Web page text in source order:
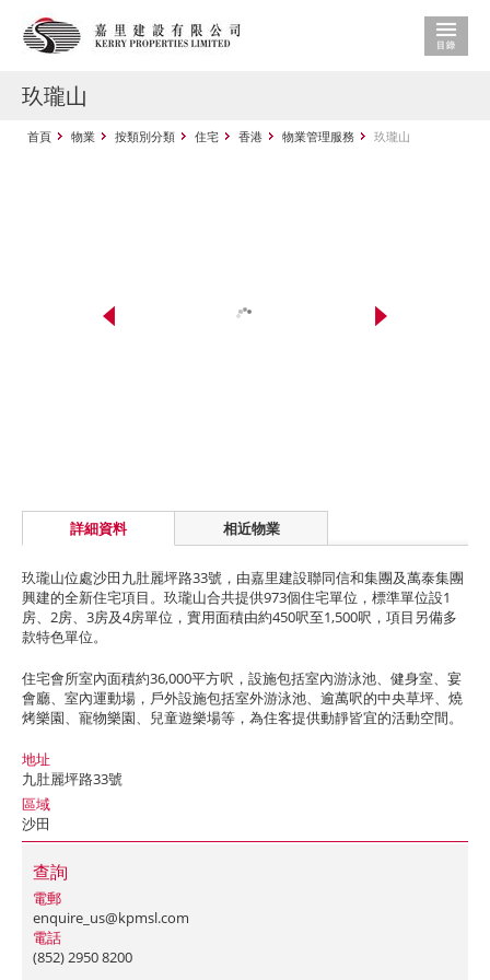
玖瓏山
首頁 物業 按類別分類 住宅 香港 物業管理服務 玖瓏山
詳細資料 相近物業
玖瓏山位處沙田九肚麗坪路33號，由嘉里建設聯同信和集團及萬泰集團
興建的全新住宅項目。玖瓏山合共提供973個住宅單位，標準單位設1
房、2房、3房及4房單位，實用面積由約450呎至1,500呎，項目另備多
款特色單位。
住宅會所室內面積約36,000平方呎，設施包括室內游泳池、健身室、宴
會廳、室內運動場，戶外設施包括室外游泳池、逾萬呎的中央草坪、燒
烤樂園、寵物樂園、兒童遊樂場等，為住客提供動靜皆宜的活動空間。
地址
九肚麗坪路33號
區域
沙田
查詢
電郵
enquire_us@kpmsl.com
電話
(852) 2950 8200